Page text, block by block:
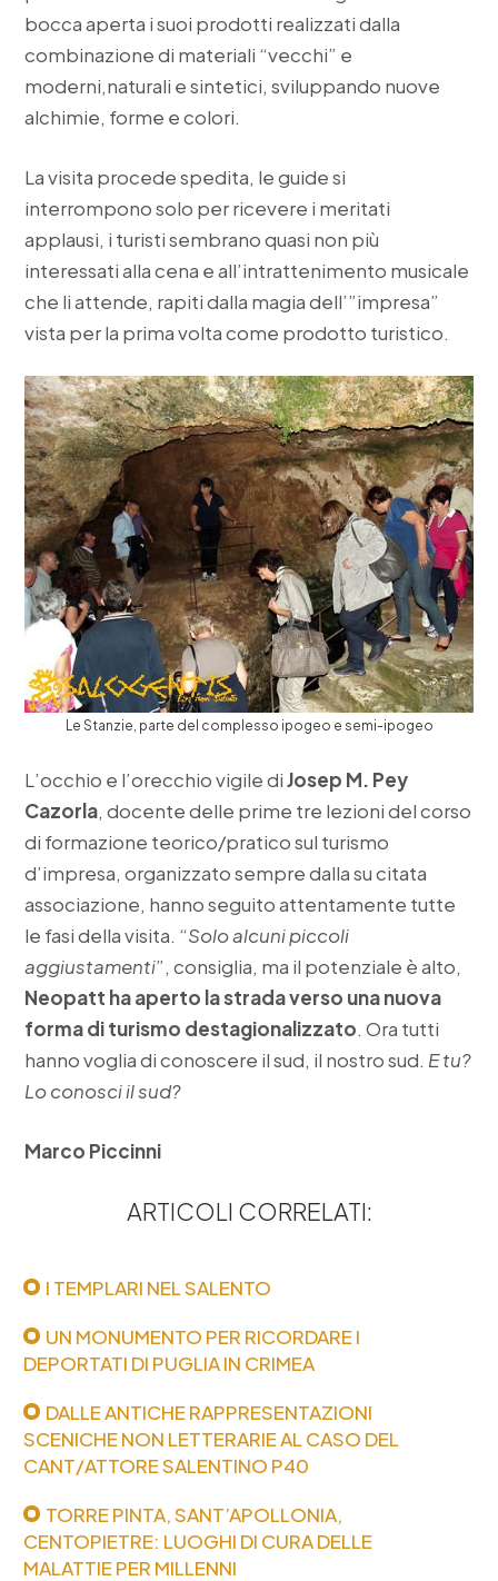
bocca aperta i suoi prodotti realizzati dalla
combinazione di materiali “vecchi” e
moderni,naturali e sintetici, sviluppando nuove
alchimie, forme e colori.
La visita procede spedita, le guide si
interrompono solo per ricevere i meritati
applausi, i turisti sembrano quasi non più
interessati alla cena e all’intrattenimento musicale
che li attende, rapiti dalla magia dell’”impresa”
vista per la prima volta come prodotto turistico.
Le Stanzie, parte del complesso ipogeo e semi-ipogeo
L’occhio e l’orecchio vigile diJosep M. Pey
Cazorla, docente delle prime tre lezioni del corso
di formazione teorico/pratico sul turismo
d’impresa, organizzato sempre dalla su citata
associazione, hanno seguito attentamente tutte
le fasi della visita. “Solo alcuni piccoli
aggiustamenti”, consiglia, ma il potenziale è alto,
Neopatt ha aperto la strada verso una nuova
forma di turismo destagionalizzato. Ora tutti
hanno voglia di conoscere il sud, il nostro sud. E tu?
Lo conosci il sud?
Marco Piccinni
ARTICOLI CORRELATI:
I TEMPLARI NEL SALENTO
UN MONUMENTO PER RICORDARE I
DEPORTATI DI PUGLIA IN CRIMEA
DALLE ANTICHE RAPPRESENTAZIONI
SCENICHE NON LETTERARIE AL CASO DEL
CANT/ATTORE SALENTINO P40
TORRE PINTA, SANT’APOLLONIA,
CENTOPIETRE: LUOGHI DI CURA DELLE
MALATTIE PER MILLENNI